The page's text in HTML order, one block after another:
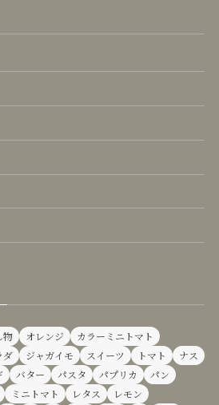
物 オレンジ
カラーミニトマト
ダ ジャガイモ スイーツ トマト
ナス
バター パスタ パプリカ
パン
ミニトマト レタス
レモン